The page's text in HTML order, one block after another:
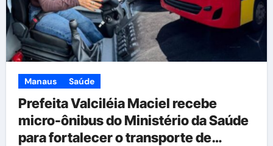
Manaus Saúde
Prefeita Valciléia Maciel recebe
micro-ônibus do Ministério da Saúde
para fortalecer o transporte de